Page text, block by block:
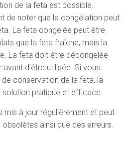
de la feta est possible.
de noter que la congélation peut
La feta congelée peut être
que la feta fraîche, mais la
La feta doit être décongelée
d’être utilisée. Si vous
conservation de la feta, la
pratique et efficace.
mis à jour régulièrement et peut
ainsi que des erreurs.